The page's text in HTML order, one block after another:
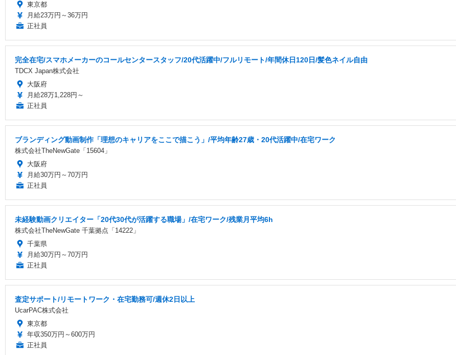
東京都
月給23万円～36万円
正社員
完全在宅/スマホメーカーのコールセンタースタッフ/20代活躍中/フルリモート/年間休日120日/髪色ネイル自由
TDCX Japan株式会社
大阪府
月給28万1,228円～
正社員
ブランディング動画制作「理想のキャリアをここで描こう」/平均年齢27歳・20代活躍中/在宅ワーク
株式会社TheNewGate「15604」
大阪府
月給30万円～70万円
正社員
未経験動画クリエイター「20代30代が活躍する職場」/在宅ワーク/残業月平均6h
株式会社TheNewGate 千葉拠点「14222」
千葉県
月給30万円～70万円
正社員
査定サポート/リモートワーク・在宅勤務可/週休2日以上
UcarPAC株式会社
東京都
年収350万円～600万円
正社員